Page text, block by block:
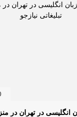
در تهران در